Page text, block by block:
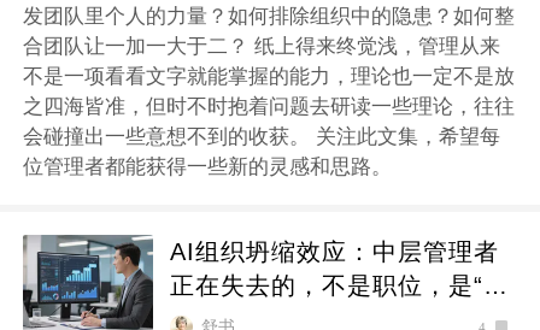
发团队里个人的力量？如何排除组织中的隐患？如何整
合团队让一加一大于二？ 纸上得来终觉浅，管理从来
不是一项看看文字就能掌握的能力，理论也一定不是放
之四海皆准，但时不时抱着问题去研读一些理论，往往
会碰撞出一些意想不到的收获。 关注此文集，希望每
位管理者都能获得一些新的灵感和思路。
AI组织坍缩效应：中层管理者
正在失去的，不是职位，是“信
息税”